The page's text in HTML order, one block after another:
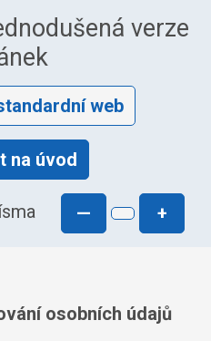
verze
web
na úvod
— +
osobních údajů